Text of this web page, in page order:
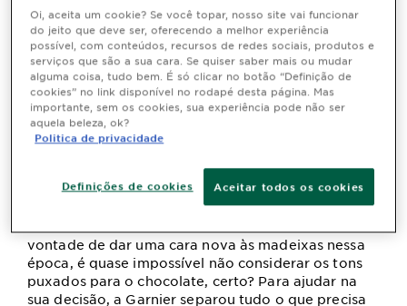
Última atualização dezembro 11, 2025
Quem não gosta de mudanças? Conheça as opções de
coloração chocolate da Garnier para transformar-se
nesse outono. Confira as dicas neste artigo e arrase!
chocolate sempre é um dos assuntos mais
comentados nessa época. Seja em formato de
ovos, barras ou bombons, não há quem resista a
vontade de dar uma cara nova às madeixas nessa
época, é quase impossível não considerar os tons
puxados para o chocolate, certo? Para ajudar na
sua decisão, a Garnier separou tudo o que precisa
Oi, aceita um cookie? Se você topar, nosso site vai funcionar
do jeito que deve ser, oferecendo a melhor experiência
possível, com conteúdos, recursos de redes sociais, produtos e
serviços que são a sua cara. Se quiser saber mais ou mudar
alguma coisa, tudo bem. É só clicar no botão “Definição de
cookies” no link disponível no rodapé desta página. Mas
importante, sem os cookies, sua experiência pode não ser
aquela beleza, ok?
Politica de privacidade
Definições de cookies Aceitar todos os cookies